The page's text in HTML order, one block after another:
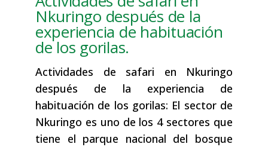
Nkuringo después de la
experiencia de habituación
de los gorilas.
Actividades de safari en Nkuringo
después de la experiencia de
habituación de los gorilas: El sector de
Nkuringo es uno de los 4 sectores que
tiene el parque nacional del bosque